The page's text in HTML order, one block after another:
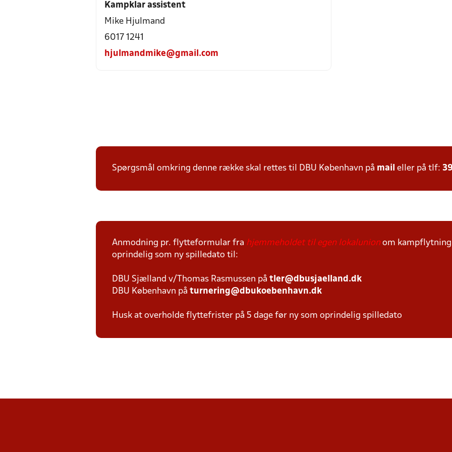
Kampklar assistent
Mike Hjulmand
6017 1241
hjulmandmike@gmail.com
Spørgsmål omkring denne række skal rettes til DBU København på mail eller på tlf:
Anmodning pr. flytteformular fra hjemmeholdet til egen lokalunionom kampflytning
oprindelig som ny spilledato til:
DBU Sjælland v/Thomas Rasmussen på tler@dbusjaelland.dk
DBU København på turnering@dbukoebenhavn.dk
Husk at overholde flyttefrister på 5 dage før ny som oprindelig spilledato